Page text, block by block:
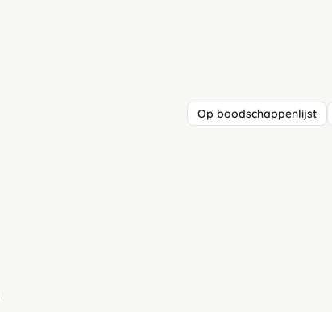
Op boodschappenlijst